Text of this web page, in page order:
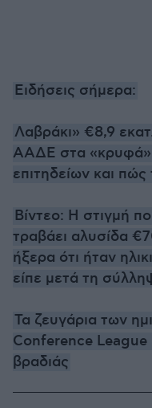
Ειδήσεις σήμερα:
Λαβράκι» €8,9
ΑΑΔΕ στα
επιτηδείων και
Βίντεο: Η στιγμή
τραβάει αλυσίδα
ήξερα ότι ήταν
είπε μετά τη
Τα ζευγάρια των
Conference League
βραδιάς